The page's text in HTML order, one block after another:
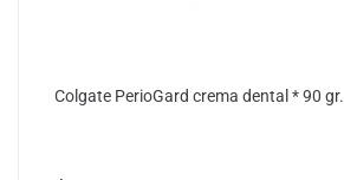
Colgate PerioGard crema dental * 90 gr.